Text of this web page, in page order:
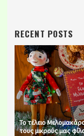
RECENT POSTS
Το τέλειο
τους μικρούς μας